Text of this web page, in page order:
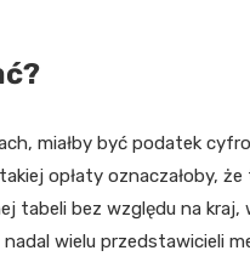
miałby być podatek
opłaty oznaczałoby,
tabeli bez względu na kraj,
wielu przedstawicieli